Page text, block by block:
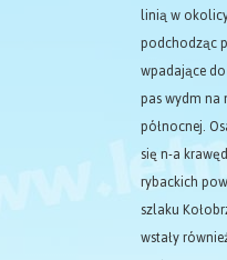
linią w
podchodząc
wpadające
pas wydm na
północnej.
się n-a
rybackich
szlaku
wstały